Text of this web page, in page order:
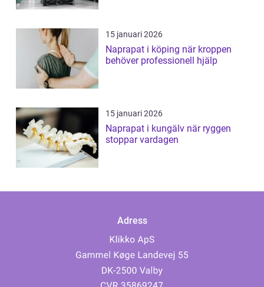
15 januari 2026
Naprapat i köping när kroppen
behöver professionell hjälp
15 januari 2026
Naprapat i kungälv när ryggen
stoppar vardagen
Adress